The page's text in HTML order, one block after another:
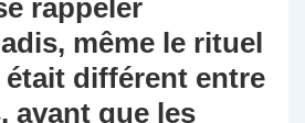
rappeler
même le rituel
était différent entre
avant que les